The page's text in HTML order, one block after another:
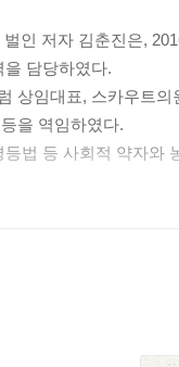
인 저자 김춘진은,
담당하였다.
상임대표, 스카우트
을 역임하였다.
법 등 사회적 약자와
입법 및 정책개발 최